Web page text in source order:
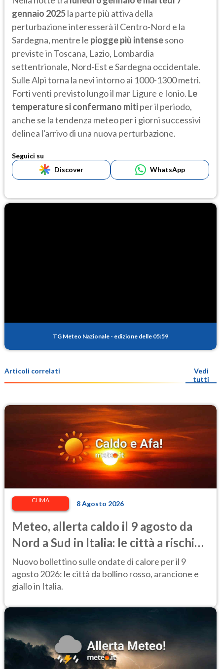
gennaio 2025la parte più attiva della
perturbazione interesserà il Centro-Nord e la
Sardegna, mentre le piogge più intensesono
previste in Toscana, Lazio, Lombardia
settentrionale, Nord-Est e Sardegna occidentale.
Sulle Alpi torna la nevi intorno ai 1000-1300 metri.
Forti venti previsto lungo il mar Ligure e Ionio. Le
temperature si confermano mitiper il periodo,
anche se la tendenza meteo per i giorni successivi
delinea l'arrivo di una nuova perturbazione.
Seguici su
Discover
WhatsApp
TG Meteo Nazionale - edizione delle 05:59
Articoli correlati
Vedi
tutti
CLIMA 8 Agosto 2026
Meteo, allerta caldo il 9 agosto da
Nord a Sud in Italia: le città a rischio
per il Ministero della Salute
Nuovo bollettino sulle ondate di calore per il 9
agosto 2026: le città da bollino rosso, arancione e
giallo in Italia.